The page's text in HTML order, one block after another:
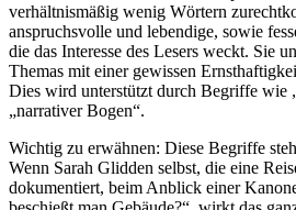
verhältnismäßig wenig Wörtern
anspruchsvolle und lebendige, sowie
die das Interesse des Lesers weckt. Sie
Themas mit einer gewissen
Dies wird unterstützt durch Begriffe wie
„narrativer Bogen“.
Wichtig zu erwähnen: Diese Begriffe
Wenn Sarah Glidden selbst, die eine
dokumentiert, beim Anblick einer